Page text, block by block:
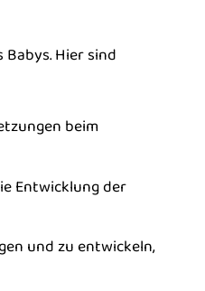
Hier sind
beim
Entwicklung der
und zu entwickeln,